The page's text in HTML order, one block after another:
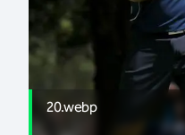
20.webp